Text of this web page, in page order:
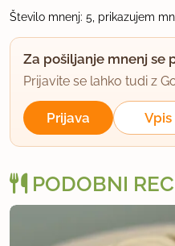
To so eni piškoti, najbrž
http://en.wikipedia.org/
uporabno
član od 2006 748 sporočil
Število mnenj: 5, prikazujem
Za pošiljanje mnenj se
Prijavite se lahko tudi z
Prijava Vpis
PODOBNI